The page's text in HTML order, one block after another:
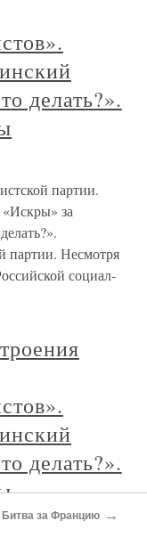
делать?».
партии.
за
партии. Несмотря
социал-
делать?».
Битва за Францию →